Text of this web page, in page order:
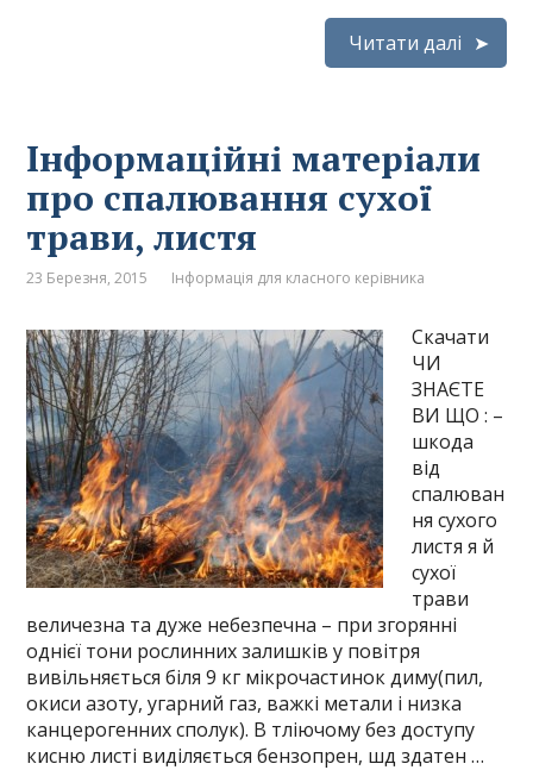
Читати далі
Інформаційні матеріали
про спалювання сухої
трави, листя
23 Березня, 2015 Інформація для класного керівника
Скачати
ЧИ
ЗНАЄТЕ
ВИ ЩО : –
шкода
від
спалюван
ня сухого
листя я й
сухої
трави
величезна та дуже небезпечна – при згорянні
однієї тони рослинних залишків у повітря
вивільняється біля 9 кг мікрочастинок диму(пил,
окиси азоту, угарний газ, важкі метали і низка
канцерогенних сполук). В тліючому без доступу
кисню листі виділяється бензопрен, шд здатен …